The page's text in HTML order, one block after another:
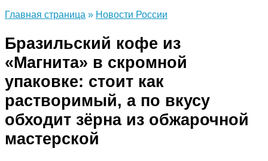
Главная страница » Новости России
Бразильский кофе из
«Магнита» в скромной
упаковке: стоит как
растворимый, а по вкусу
обходит зёрна из обжарочной
мастерской